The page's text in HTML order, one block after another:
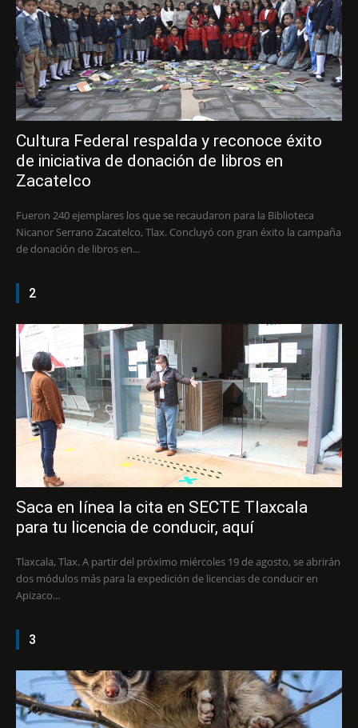
Cultura Federal respalda y reconoce éxito
de iniciativa de donación de libros en
Zacatelco
Fueron 240 ejemplares los que se recaudaron para la Biblioteca
Nicanor Serrano Zacatelco, Tlax. Concluyó con gran éxito la campaña
de donación de libros en...
2
Saca en línea la cita en SECTE Tlaxcala
para tu licencia de conducir, aquí
Tlaxcala, Tlax. A partir del próximo miércoles 19 de agosto, se abrirán
dos módulos más para la expedición de licencias de conducir en
Apizaco...
3